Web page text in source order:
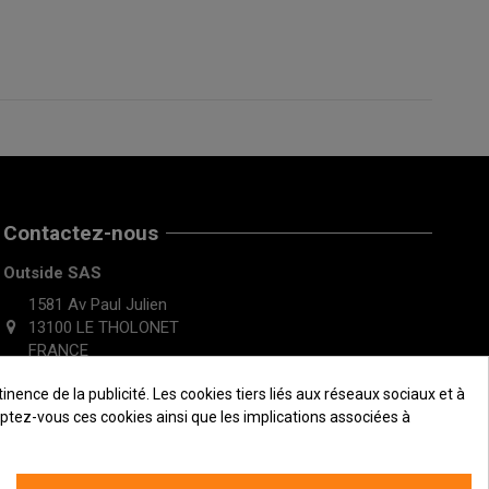
Contactez-nous
Outside SAS
1581 Av Paul Julien
13100 LE THOLONET
FRANCE
de la publicité. Les cookies tiers liés aux réseaux sociaux et à
vous ces cookies ainsi que les implications associées à